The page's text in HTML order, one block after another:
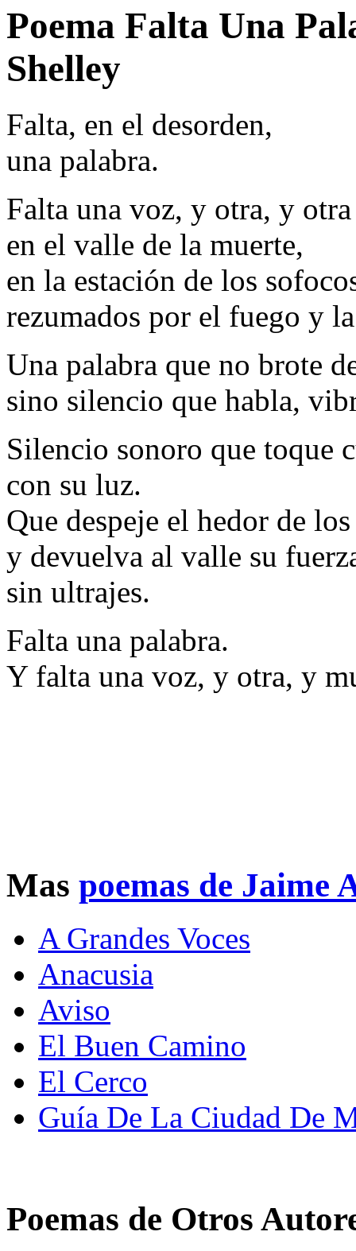
Poema Falta Una
Shelley
Falta, en el desorden,
una palabra.
Falta una voz, y otra, y otra
en el valle de la muerte,
en la estación de los
rezumados por el fuego y
Una palabra que no brote
sino silencio que habla,
Silencio sonoro que toque
con su luz.
Que despeje el hedor de
y devuelva al valle su
sin ultrajes.
Falta una palabra.
Y falta una voz, y otra, y
Mas poemas de Jaime
A Grandes Voces
Anacusia
Aviso
El Buen Camino
El Cerco
Guía De La Ciudad De
Poemas de Otros